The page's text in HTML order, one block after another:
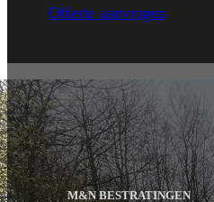
Offerte aanvragen
M&N BESTRATINGEN